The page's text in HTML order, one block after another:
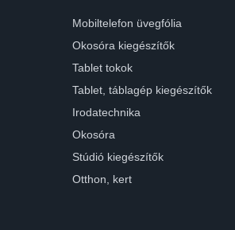
Mobiltelefon üvegfólia
Okosóra kiegészítők
Tablet tokok
Tablet, táblagép kiegészítők
Irodatechnika
Okosóra
Stúdió kiegészítők
Otthon, kert